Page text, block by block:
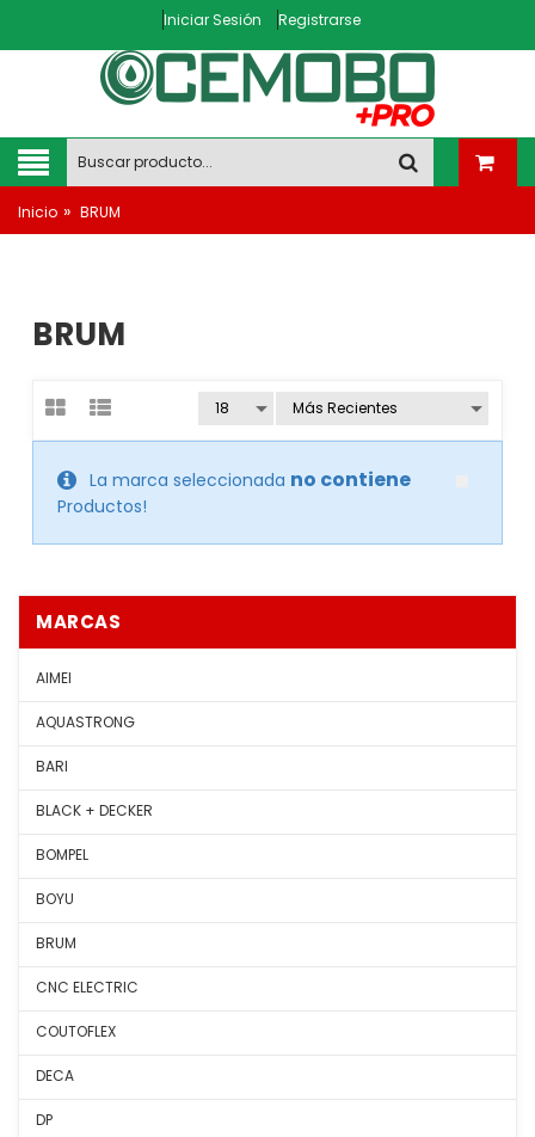
Iniciar Sesión Registrarse
Inicio » BRUM
BRUM
La marca seleccionada no contiene
Productos!
MARCAS
AIMEI
AQUASTRONG
BARI
BLACK + DECKER
BOMPEL
BOYU
BRUM
CNC ELECTRIC
COUTOFLEX
DECA
DP